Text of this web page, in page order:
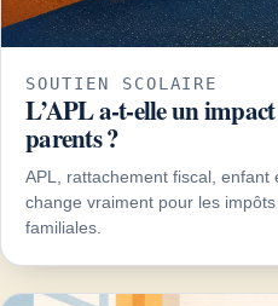
SOUTIEN SCOLAIRE
L’APL a-t-elle un
parents ?
APL, rattachement fiscal,
change vraiment pour les
familiales.